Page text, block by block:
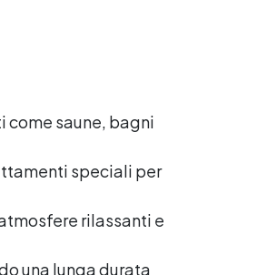
come saune, bagni
speciali per
rilassanti e
una lunga durata